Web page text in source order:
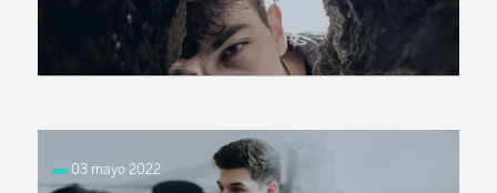
Doménech y José Enrique Devesa
03 mayo 2022